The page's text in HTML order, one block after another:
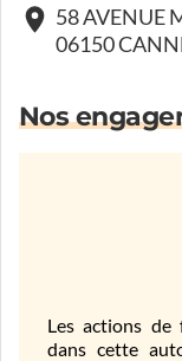
58 AVENUE
06150
Nos
Les actions de
dans cette